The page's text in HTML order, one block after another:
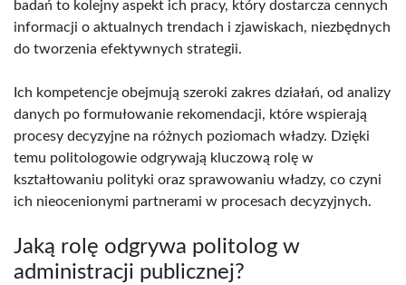
badań to kolejny aspekt ich pracy, który dostarcza cennych
informacji o aktualnych trendach i zjawiskach, niezbędnych
do tworzenia efektywnych strategii.
Ich kompetencje obejmują szeroki zakres działań, od analizy
danych po formułowanie rekomendacji, które wspierają
procesy decyzyjne na różnych poziomach władzy. Dzięki
temu politologowie odgrywają kluczową rolę w
kształtowaniu polityki oraz sprawowaniu władzy, co czyni
ich nieocenionymi partnerami w procesach decyzyjnych.
Jaką rolę odgrywa politolog w
administracji publicznej?